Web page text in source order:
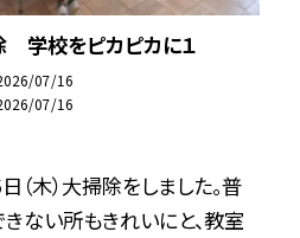
学校をピカピカに１
07/16
07/16
（木）大掃除をしました。普
ない所もきれいにと、教室